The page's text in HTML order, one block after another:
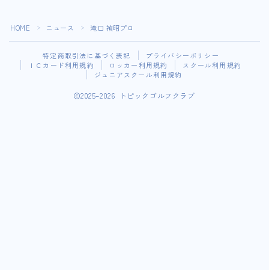
HOME ＞ ニュース ＞ 滝口 禎昭プロ
特定商取引法に基づく表記
プライバシーポリシー
ＩＣカード利用規約
ロッカー利用規約
スクール利用規約
ジュニアスクール利用規約
2025–2026 トピックゴルフクラブ